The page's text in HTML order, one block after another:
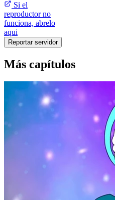
Si el
reproductor no
funciona, abrelo
aqui
Reportar servidor
Más capítulos